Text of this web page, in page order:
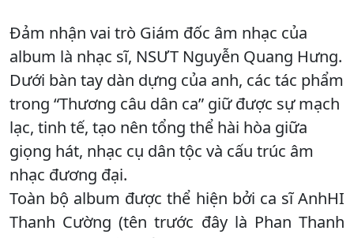
Đảm nhận vai trò Giám đốc âm nhạc của
album là nhạc sĩ, NSƯT Nguyễn Quang Hưng.
Dưới bàn tay dàn dựng của anh, các tác phẩm
trong “Thương câu dân ca” giữ được sự mạch
lạc, tinh tế, tạo nên tổng thể hài hòa giữa
giọng hát, nhạc cụ dân tộc và cấu trúc âm
nhạc đương đại.
Toàn bộ album được thể hiện bởi ca sĩ AnhHI
Thanh Cường (tên trước đây là Phan Thanh